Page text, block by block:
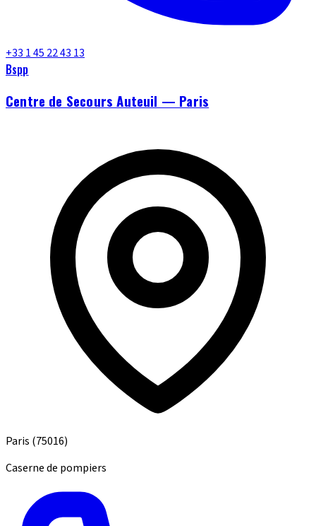
+33 1 45 22 43 13
Bspp
Centre de Secours Auteuil — Paris
Paris (75016)
Caserne de pompiers